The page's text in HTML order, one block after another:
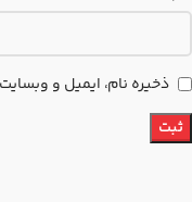
ذخیره نام، ایمیل و